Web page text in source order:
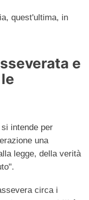
quest'ultima, in
e
intende per
una
legge, della verità
circa i